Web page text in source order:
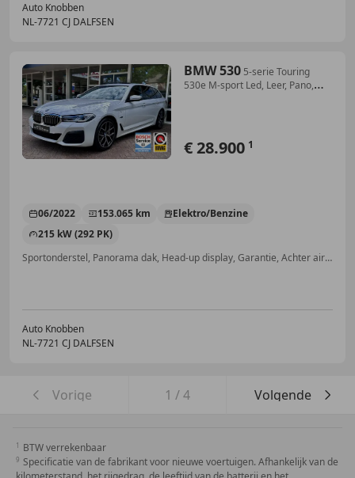
Auto Knobben
NL-7721 CJ DALFSEN
BMW 530 5-serie Touring
530e M-sport Led, Leer, Pano,
€ 28.900 1
06/2022 153.065 km
Elektro/Benzine
215 kW (292 PK)
Sportonderstel, Panorama dak, Head-up display, Garantie, Achter airbag, Laserlicht, Getinte ramen, Geheel digitaal combi-instrument
Auto Knobben
NL-7721 CJ DALFSEN
Vorige 1 /4 Volgende
BTW verrekenbaar
Specificatie van de fabrikant voor nieuwe voertuigen. Afhankelijk van de